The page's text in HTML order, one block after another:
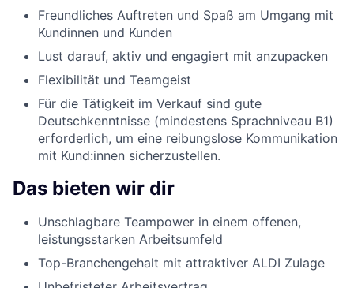
Freundliches Auftreten und Spaß am Umgang mit
Kundinnen und Kunden
Lust darauf, aktiv und engagiert mit anzupacken
Flexibilität und Teamgeist
Für die Tätigkeit im Verkauf sind gute
Deutschkenntnisse (mindestens Sprachniveau B1)
erforderlich, um eine reibungslose Kommunikation
mit Kund:innen sicherzustellen.
Das bieten wir dir
Unschlagbare Teampower in einem offenen,
leistungsstarken Arbeitsumfeld
Top-Branchengehalt mit attraktiver ALDI Zulage